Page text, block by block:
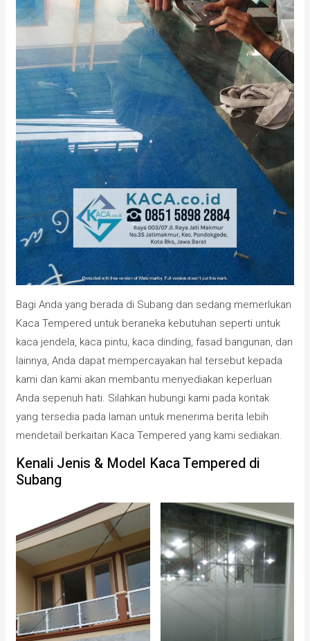
Bagi Anda yang berada di Subang dan sedang memerlukan
Kaca Tempered untuk beraneka kebutuhan seperti untuk
kaca jendela, kaca pintu, kaca dinding, fasad bangunan, dan
lainnya, Anda dapat mempercayakan hal tersebut kepada
kami dan kami akan membantu menyediakan keperluan
Anda sepenuh hati. Silahkan hubungi kami pada kontak
yang tersedia pada laman untuk menerima berita lebih
mendetail berkaitan Kaca Tempered yang kami sediakan.
Kenali Jenis & Model Kaca Tempered di
Subang